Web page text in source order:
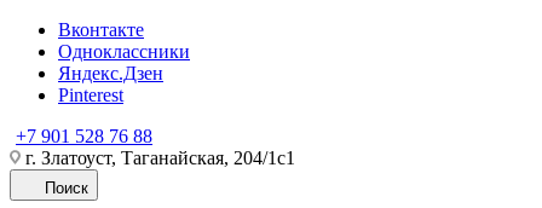
Вконтакте
Одноклассники
Яндекс.Дзен
Pinterest
+7 901 528 76 88
г. Златоуст, Таганайская, 204/1с1
Поиск